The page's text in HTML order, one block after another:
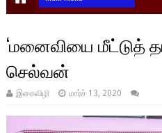
‘மனைவியை மீட்டுத்
செல்வன்
இசைவிழி மார்ச் 13, 2020